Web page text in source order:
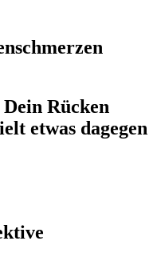
Rücken
etwas dagegen